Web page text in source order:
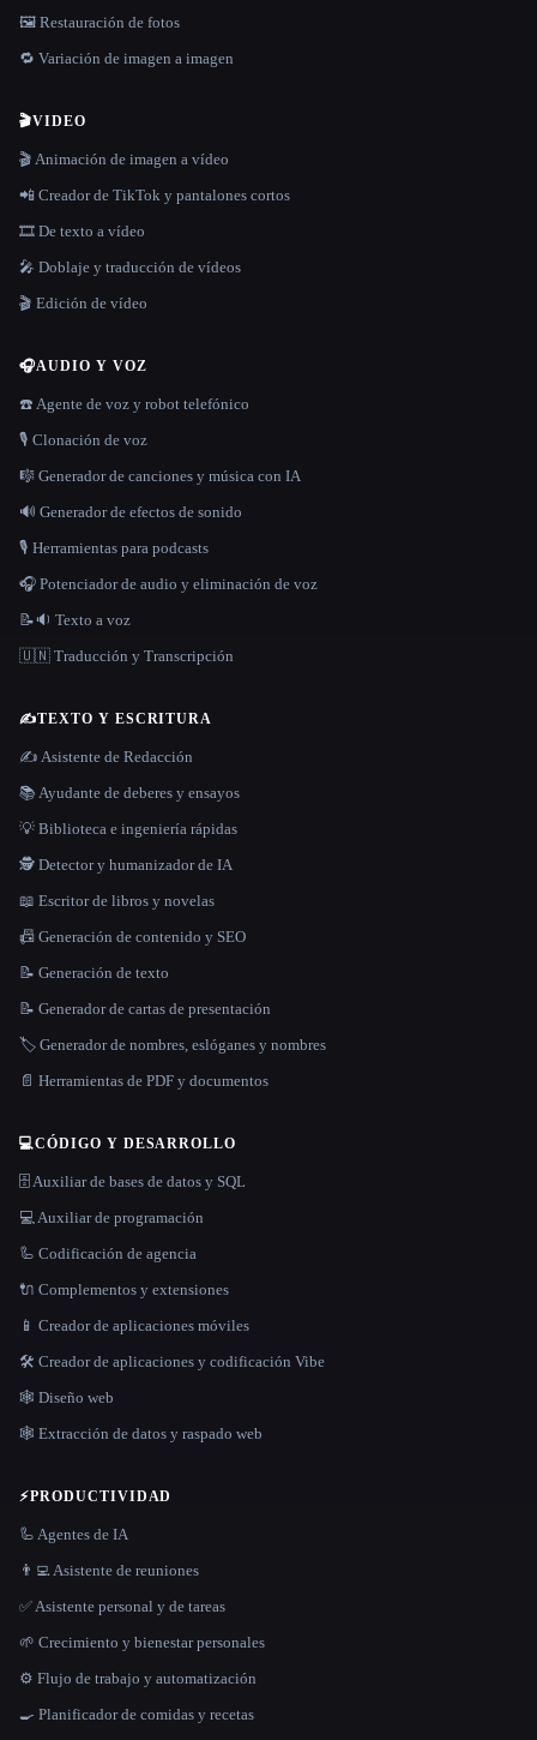
🖼️ Restauración de fotos
🔁 Variación de imagen a imagen
🎬VIDEO
🎬 Animación de imagen a vídeo
📲 Creador de TikTok y pantalones cortos
🎞️ De texto a vídeo
🎤 Doblaje y traducción de vídeos
🎬 Edición de vídeo
🎧AUDIO Y VOZ
☎️ Agente de voz y robot telefónico
🎙️ Clonación de voz
🎼 Generador de canciones y música con IA
🔊 Generador de efectos de sonido
🎙️ Herramientas para podcasts
🎧 Potenciador de audio y eliminación de voz
📝🔉 Texto a voz
🇺🇳 Traducción y Transcripción
✍️TEXTO Y ESCRITURA
✍️ Asistente de Redacción
📚 Ayudante de deberes y ensayos
💡 Biblioteca e ingeniería rápidas
🕵️ Detector y humanizador de IA
📖 Escritor de libros y novelas
📠 Generación de contenido y SEO
📝 Generación de texto
📝 Generador de cartas de presentación
🏷️ Generador de nombres, eslóganes y nombres
📄 Herramientas de PDF y documentos
💻CÓDIGO Y DESARROLLO
🗄️ Auxiliar de bases de datos y SQL
💻 Auxiliar de programación
🦾 Codificación de agencia
🔌 Complementos y extensiones
📱 Creador de aplicaciones móviles
🛠️ Creador de aplicaciones y codificación Vibe
🕸 Diseño web
🕸️ Extracción de datos y raspado web
⚡PRODUCTIVIDAD
🦾 Agentes de IA
👨‍💻 Asistente de reuniones
✅ Asistente personal y de tareas
🌱 Crecimiento y bienestar personales
⚙️ Flujo de trabajo y automatización
🍳 Planificador de comidas y recetas